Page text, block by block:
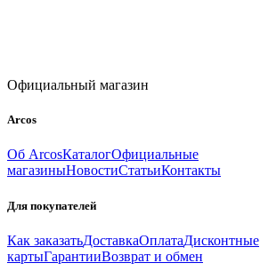
Официальный магазин
Arcos
Об ArcosКаталогОфициальные
магазиныНовостиСтатьиКонтакты
Для покупателей
Как заказатьДоставкаОплатаДисконтные
картыГарантииВозврат и обмен